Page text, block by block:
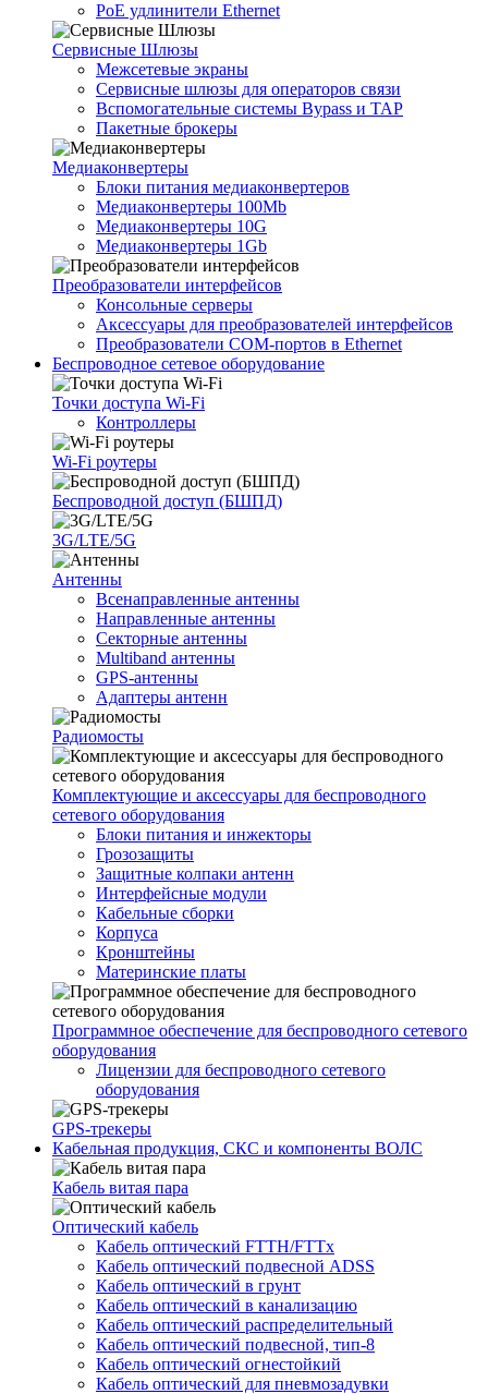
PoE удлинители Ethernet
Сервисные Шлюзы
Межсетевые экраны
Сервисные шлюзы для операторов связи
Вспомогательные системы Bypass и TAP
Пакетные брокеры
Медиаконвертеры
Блоки питания медиаконвертеров
Медиаконвертеры 100Mb
Медиаконвертеры 10G
Медиаконвертеры 1Gb
Преобразователи интерфейсов
Консольные серверы
Аксессуары для преобразователей интерфейсов
Преобразователи COM-портов в Ethernet
Беспроводное сетевое оборудование
Точки доступа Wi-Fi
Контроллеры
Wi-Fi роутеры
Беспроводной доступ (БШПД)
3G/LTE/5G
Антенны
Всенаправленные антенны
Направленные антенны
Секторные антенны
Multiband антенны
GPS-антенны
Адаптеры антенн
Радиомосты
Комплектующие и аксессуары для беспроводного
сетевого оборудования
Блоки питания и инжекторы
Грозозащиты
Защитные колпаки антенн
Интерфейсные модули
Кабельные сборки
Корпуса
Кронштейны
Материнские платы
Программное обеспечение для беспроводного сетевого
оборудования
Лицензии для беспроводного сетевого
оборудования
GPS-трекеры
Кабельная продукция, СКС и компоненты ВОЛС
Кабель витая пара
Оптический кабель
Кабель оптический FTTH/FTTx
Кабель оптический подвесной ADSS
Кабель оптический в грунт
Кабель оптический в канализацию
Кабель оптический распределительный
Кабель оптический подвесной, тип-8
Кабель оптический огнестойкий
Кабель оптический для пневмозадувки